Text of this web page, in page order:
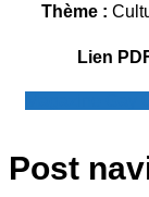
Thème :
Lien
Post